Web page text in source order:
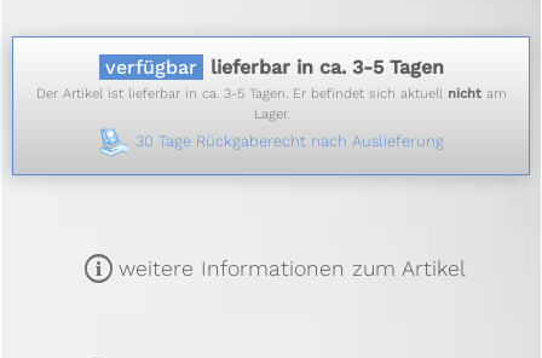
verfügbar lieferbar in ca. 3-5 Tagen
Der Artikel ist lieferbar in ca. 3-5 Tagen. Er befindet sich aktuell nichtam
Lager.
30 Tage Rückgaberecht nach Auslieferung
m weitere Informationen zum Artikel